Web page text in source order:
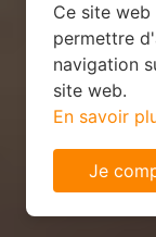
Ce site
permettre
navigation
site web.
En savoir
Je